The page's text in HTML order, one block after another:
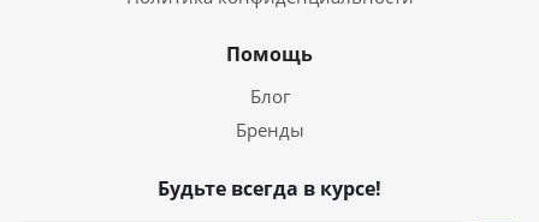
Помощь
Блог
Бренды
Будьте всегда в курсе!